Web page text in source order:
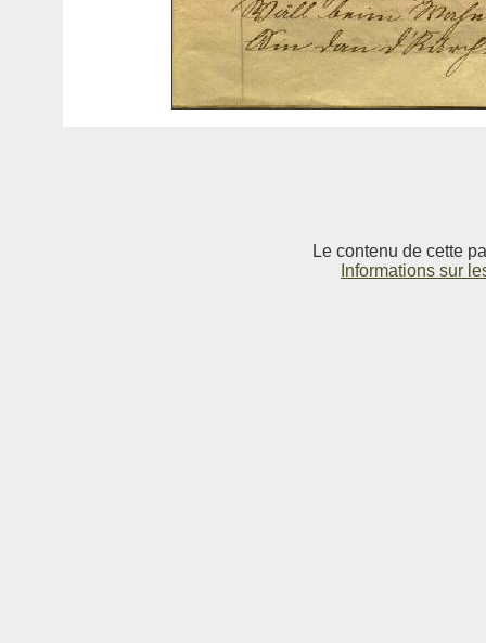
Le contenu de cette
Informations sur